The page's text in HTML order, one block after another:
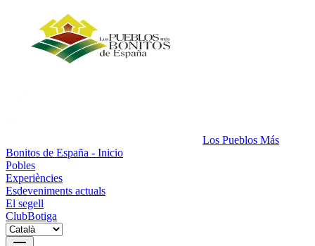
Los Pueblos Más
Bonitos de España - Inicio
Pobles
Experiències
Esdeveniments actuals
El segell
ClubBotiga